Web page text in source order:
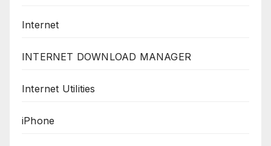
Internet
INTERNET DOWNLOAD MANAGER
Internet Utilities
iPhone